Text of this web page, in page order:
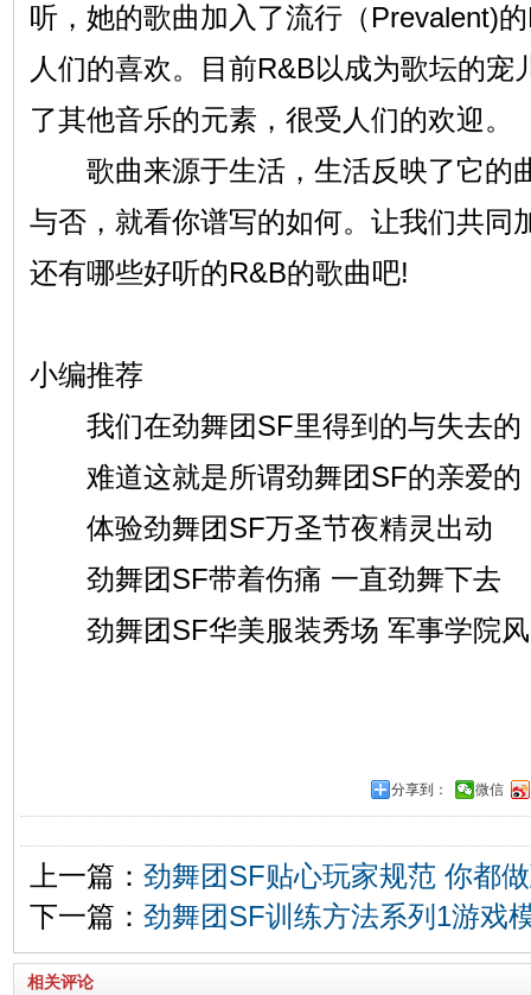
听，她的歌曲加入了流行（Prevalent)
人们的喜欢。目前R&B以成为歌坛的宠
了其他音乐的元素，很受人们的欢迎。
歌曲来源于生活，生活反映了它的
与否，就看你谱写的如何。让我们共同
还有哪些好听的R&B的歌曲吧!
小编推荐
我们在劲舞团SF里得到的与失去的
难道这就是所谓劲舞团SF的亲爱的
体验劲舞团SF万圣节夜精灵出动
劲舞团SF带着伤痛 一直劲舞下去
劲舞团SF华美服装秀场 军事学院风
分享到： 微信
上一篇： 劲舞团SF贴心玩家规范 你都
下一篇： 劲舞团SF训练方法系列1游戏
相关评论